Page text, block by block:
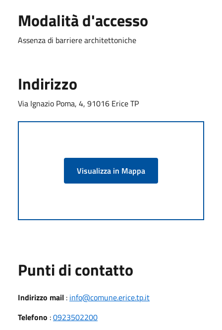
Modalità d'accesso
Assenza di barriere architettoniche
Indirizzo
Via Ignazio Poma, 4, 91016 Erice TP
Visualizza in Mappa
Punti di contatto
Indirizzo mail : info@comune.erice.tp.it
Telefono :0923502200